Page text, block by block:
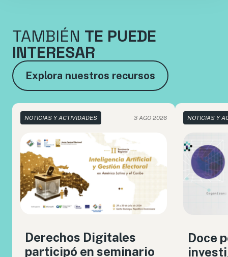
TAMBIÉN TE PUEDE
INTERESAR
Explora nuestros recursos
NOTICIAS Y ACTIVIDADES 3 AGO 2026
Derechos Digitales
participó en seminario
NOTICIAS Y
Doce